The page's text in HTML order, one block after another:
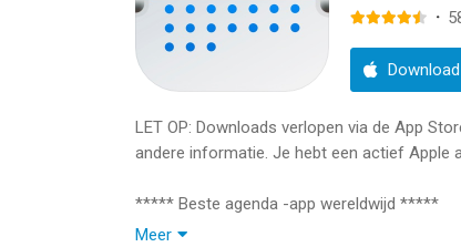
·
Download
LET OP: Downloads verlopen via de App
andere informatie. Je hebt een actief Apple
***** Beste agenda -app wereldwijd *****
Geeft uw gewone iPhone- of iPad -kalender
Meer